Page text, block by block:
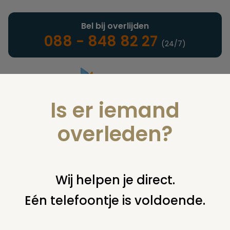
Landelijke uitvaartonderneming
Bel bij overlijden
088 - 848 82 27 (24/7)
U bent hier: home juridisch begraven grafsteen /
vandalisme en risico schade grafsteen
Is er iemand
overleden?
Wij helpen je direct.
Eén telefoontje is voldoende.